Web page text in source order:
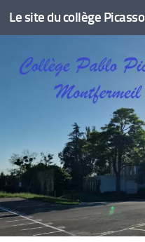
Skip to content
Le site du collège Picasso